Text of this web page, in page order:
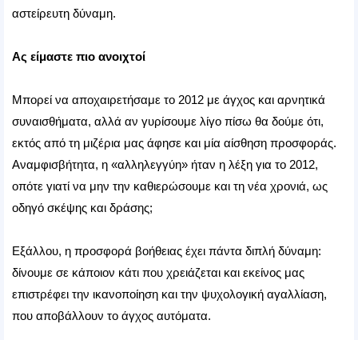
αστείρευτη δύναμη.
Ας είμαστε πιο ανοιχτοί
Μπορεί να αποχαιρετήσαμε το 2012 με άγχος και αρνητικά
συναισθήματα, αλλά αν γυρίσουμε λίγο πίσω θα δούμε ότι,
εκτός από τη μιζέρια μας άφησε και μία αίσθηση προσφοράς.
Αναμφισβήτητα, η «αλληλεγγύη» ήταν η λέξη για το 2012,
οπότε γιατί να μην την καθιερώσουμε και τη νέα χρονιά, ως
οδηγό σκέψης και δράσης;
Εξάλλου, η προσφορά βοήθειας έχει πάντα διπλή δύναμη:
δίνουμε σε κάποιον κάτι που χρειάζεται και εκείνος μας
επιστρέφει την ικανοποίηση και την ψυχολογική αγαλλίαση,
που αποβάλλουν το άγχος αυτόματα.